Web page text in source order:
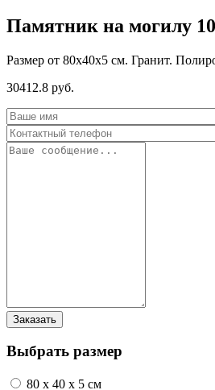
Памятник на могилу
Размер от 80х40х5 см. Гранит.
30412.8 руб.
Выбрать размер
80 x 40 x 5 см